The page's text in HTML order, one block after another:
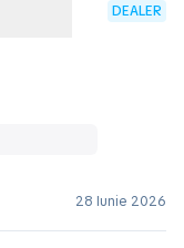
DEALER
28 Iunie 2026